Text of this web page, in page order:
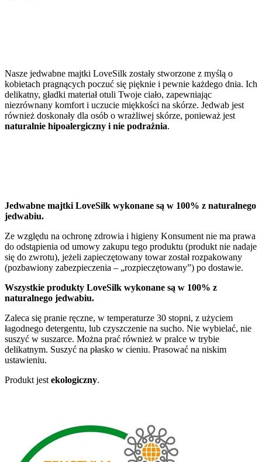
Nasze jedwabne majtki LoveSilk zostały stworzone z myślą o
kobietach pragnących poczuć się pięknie i pewnie każdego dnia. Ich
delikatny, gładki materiał otuli Twoje ciało, zapewniając
niezrównany komfort i uczucie miękkości na skórze. Jedwab jest
również doskonały dla osób o wrażliwej skórze, ponieważ jest
naturalnie hipoalergiczny i nie podrażnia.
Jedwabne majtki LoveSilk wykonane są w 100% z naturalnego
jedwabiu.
Ze względu na ochronę zdrowia i higieny Konsument nie ma prawa
do odstąpienia od umowy zakupu tego produktu (produkt nie nadaje
się do zwrotu), jeżeli zapieczętowany towar został rozpakowany
(pozbawiony zabezpieczenia – „rozpieczętowany”) po dostawie.
Wszystkie produkty LoveSilk wykonane są w 100% z
naturalnego jedwabiu.
Zaleca się pranie ręczne, w temperaturze 30 stopni, z użyciem
łagodnego detergentu, lub czyszczenie na sucho. Nie wybielać, nie
suszyć w suszarce. Można prać również w pralce w trybie
delikatnym. Suszyć na płasko w cieniu. Prasować na niskim
ustawieniu.
Produkt jest ekologiczny.